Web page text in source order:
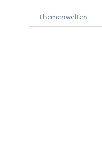
Themenwelten